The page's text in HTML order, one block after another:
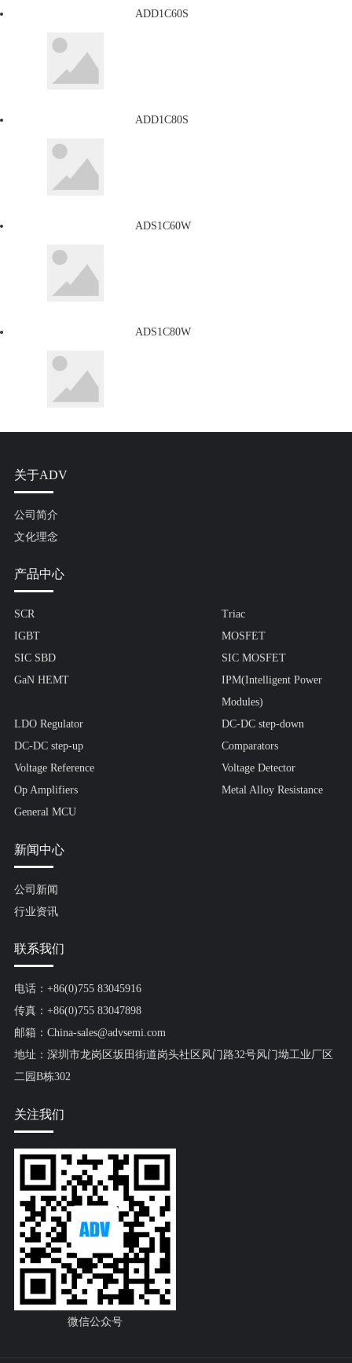
ADD1C60S
ADD1C80S
ADS1C60W
ADS1C80W
关于ADV
公司简介
文化理念
产品中心
SCR
Triac
IGBT
MOSFET
SIC SBD
SIC MOSFET
GaN HEMT
IPM(Intelligent Power
Modules)
LDO Regulator
DC-DC step-down
DC-DC step-up
Comparators
Voltage Reference
Voltage Detector
Op Amplifiers
Metal Alloy Resistance
General MCU
新闻中心
公司新闻
行业资讯
联系我们
电话：+86(0)755 83045916
传真：+86(0)755 83047898
邮箱：China-sales@advsemi.com
地址：深圳市龙岗区坂田街道岗头社区风门路32号风门坳工业厂区
二园B栋302
关注我们
微信公众号